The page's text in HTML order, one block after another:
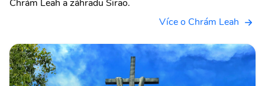
Chrám Leah a záhradu Sirao.
Více o Chrám Leah